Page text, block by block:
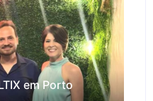
em Porto